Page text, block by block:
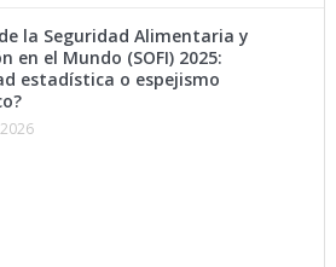
la Seguridad Alimentaria y
en el Mundo (SOFI) 2025:
estadística o espejismo